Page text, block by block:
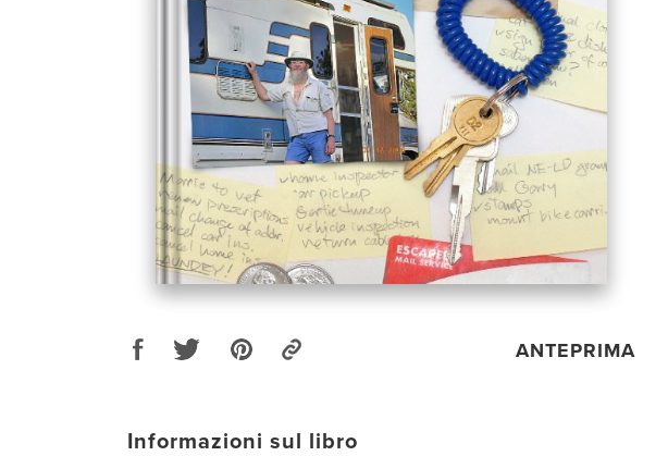
ANTEPRIMA
Informazioni sul libro